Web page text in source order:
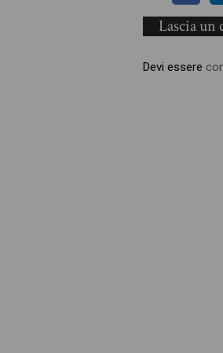
Lascia un
Devi essere